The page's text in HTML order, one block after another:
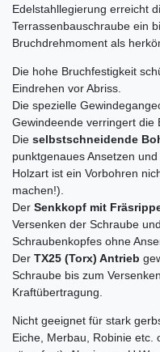
Edelstahllegierung erreicht
Terrassenbauschraube ein
Bruchdrehmoment als
Die hohe Bruchfestigkeit
Eindrehen vor Abriss.
Die spezielle
Gewindeende verringert die
Die selbstschneidende
punktgenaues Ansetzen
Holzart ist ein Vorbohren
machen!).
Der Senkkopf mit
Versenken der Schraube
Schraubenkopfes ohne
Der TX25 (Torx) Antrieb
Schraube bis zum
Kraftübertragung.
Nicht geeignet für stark
Eiche, Merbau, Robinie etc.